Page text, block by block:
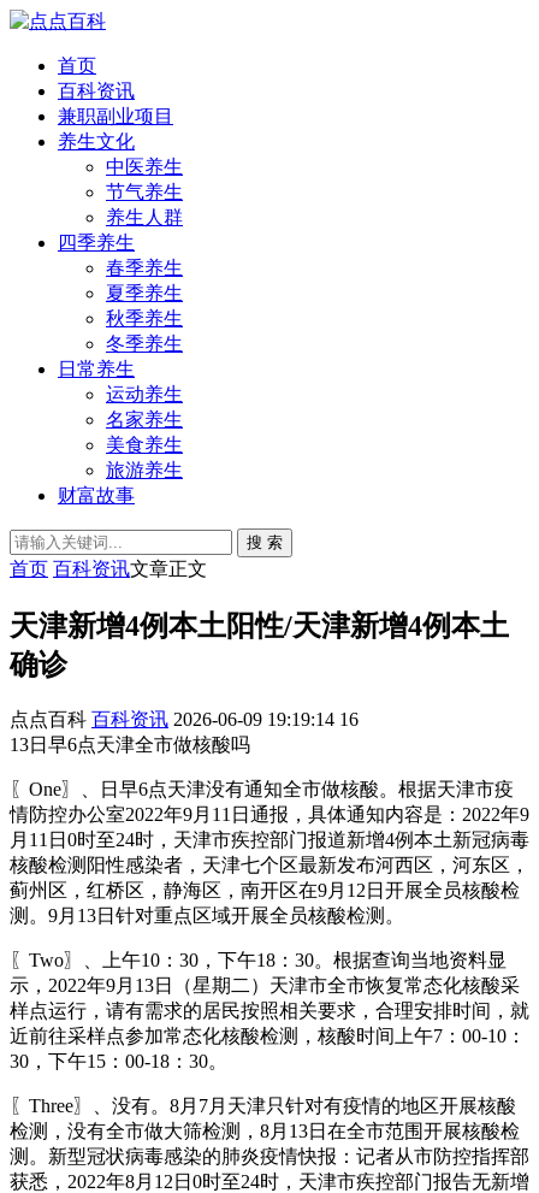
首页
百科资讯
兼职副业项目
养生文化
中医养生
节气养生
养生人群
四季养生
春季养生
夏季养生
秋季养生
冬季养生
日常养生
运动养生
名家养生
美食养生
旅游养生
财富故事
搜 索
首页 百科资讯文章正文
天津新增4例本土阳性/天津新增4例本土
确诊
点点百科 百科资讯 2026-06-09 19:19:14 16
13日早6点天津全市做核酸吗
〖One〗、日早6点天津没有通知全市做核酸。根据天津市疫
情防控办公室2022年9月11日通报，具体通知内容是：2022年9
月11日0时至24时，天津市疾控部门报道新增4例本土新冠病毒
核酸检测阳性感染者，天津七个区最新发布河西区，河东区，
蓟州区，红桥区，静海区，南开区在9月12日开展全员核酸检
测。9月13日针对重点区域开展全员核酸检测。
〖Two〗、上午10：30，下午18：30。根据查询当地资料显
示，2022年9月13日（星期二）天津市全市恢复常态化核酸采
样点运行，请有需求的居民按照相关要求，合理安排时间，就
近前往采样点参加常态化核酸检测，核酸时间上午7：00-10：
30，下午15：00-18：30。
〖Three〗、没有。8月7月天津只针对有疫情的地区开展核酸
检测，没有全市做大筛检测，8月13日在全市范围开展核酸检
测。新型冠状病毒感染的肺炎疫情快报：记者从市防控指挥部
获悉，2022年8月12日0时至24时，天津市疾控部门报告无新增